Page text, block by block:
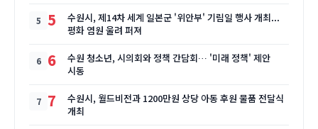
5
수원시, 제14차 세계 일본군 '위안부' 기림일 행사 개최...
평화 염원 울려 퍼져
6
수원 청소년, 시의회와 정책 간담회… '미래 정책' 제안
시동
7
수원시, 월드비전과 1200만원 상당 아동 후원 물품 전달식
개최